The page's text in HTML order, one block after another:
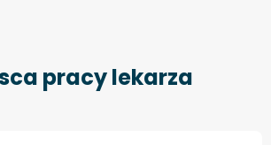
pracy lekarza